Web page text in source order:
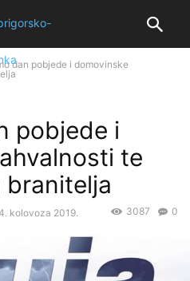
dan pobjede i domovinske
pobjede i
te
branitelja
kolovoza 2019. 0
3087